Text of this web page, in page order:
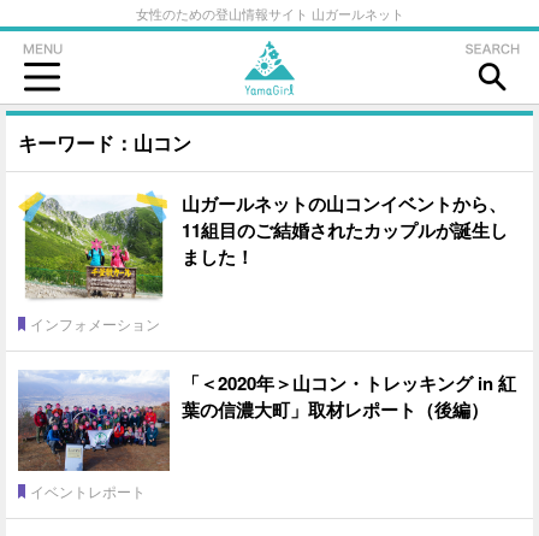
女性のための登山情報サイト 山ガールネット
キーワード：山コン
山ガールネットの山コンイベントから、
11組目のご結婚されたカップルが誕生し
ました！
インフォメーション
「＜2020年＞山コン・トレッキング in 紅
葉の信濃大町」取材レポート（後編）
イベントレポート